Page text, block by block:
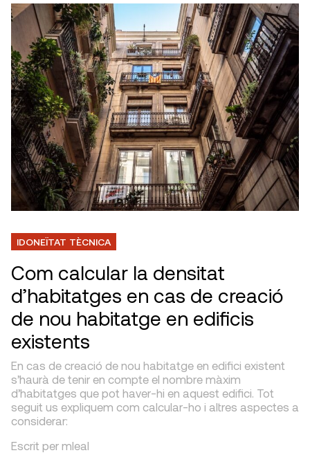
IDONEÏTAT TÈCNICA
Com calcular la densitat
d’habitatges en cas de creació
de nou habitatge en edificis
existents
En cas de creació de nou habitatge en edifici existent
s’haurà de tenir en compte el nombre màxim
d’habitatges que pot haver-hi en aquest edifici. Tot
seguit us expliquem com calcular-ho i altres aspectes a
considerar:
Escrit per mleal